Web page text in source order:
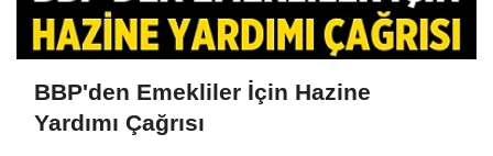
BBP'den Emekliler İçin Hazine
Yardımı Çağrısı